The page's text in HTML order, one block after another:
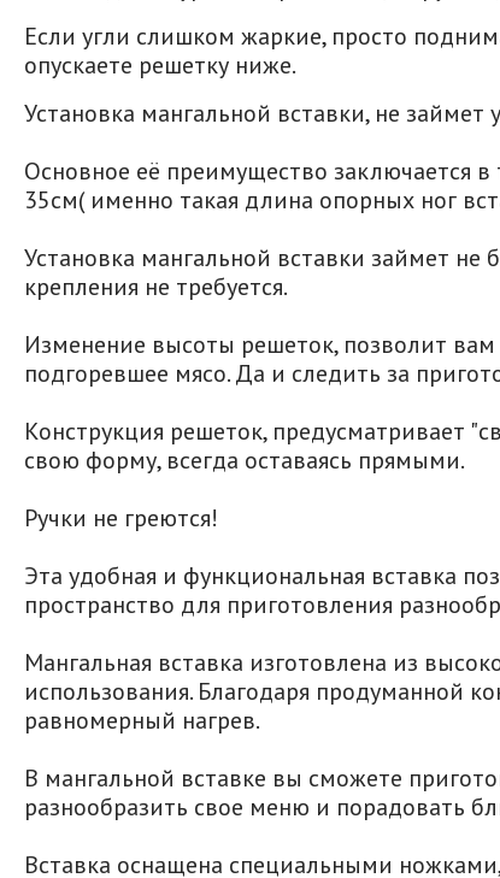
Если угли слишком жаркие, просто
опускаете решетку ниже.
Установка мангальной вставки, не
Основное её преимущество заключается
35см( именно такая длина опорных ног
Установка мангальной вставки займет не
крепления не требуется.
Изменение высоты решеток, позволит
подгоревшее мясо. Да и следить за
Конструкция решеток, предусматривает
свою форму, всегда оставаясь прямыми.
Ручки не греются!
Эта удобная и функциональная вставка
пространство для приготовления
Мангальная вставка изготовлена из
использования. Благодаря продуманной
равномерный нагрев.
В мангальной вставке вы сможете
разнообразить свое меню и порадовать
Вставка оснащена специальными